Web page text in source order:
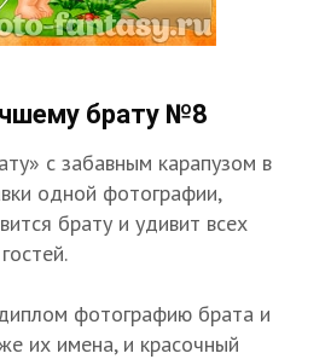
брату №8
с забавным карапузом в
одной фотографии,
брату и удивит всех
гостей.
фотографию брата и
их имена, и красочный